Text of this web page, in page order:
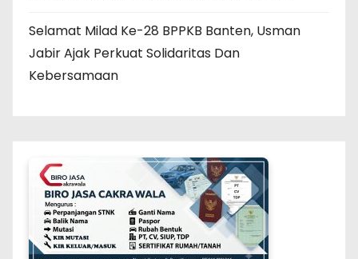
Selamat Milad Ke-28 BPPKB Banten, Usman
Jabir Ajak Perkuat Solidaritas Dan
Kebersamaan